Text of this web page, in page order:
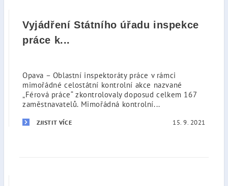
Vyjádření Státního úřadu inspekce
práce k...
Opava – Oblastní inspektoráty práce v rámci
mimořádné celostátní kontrolní akce nazvané
„Férová práce“ zkontrolovaly doposud celkem 167
zaměstnavatelů. Mimořádná kontrolní...
ZJISTIT VÍCE 15. 9. 2021